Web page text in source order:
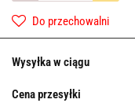
Do przechowalni
Wysyłka w ciągu
Cena przesyłki